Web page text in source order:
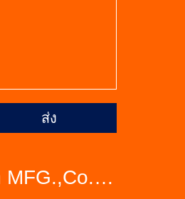
ส่ง
Anping MamBa Screen Mesh MFG.,Co.Ltd